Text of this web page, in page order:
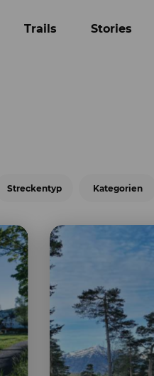
Trails Stories
Streckentyp Kategorien